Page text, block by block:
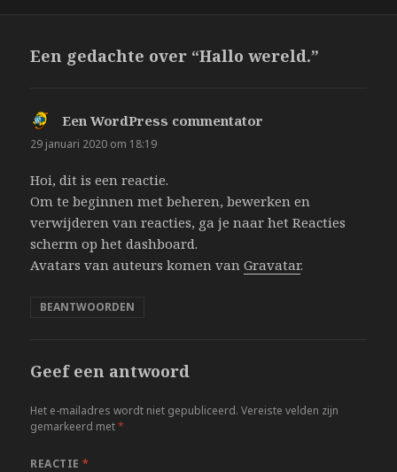
Een gedachte over “Hallo wereld.”
Een WordPress commentator
e
e
:
29 januari 2020 om 18:19
Hoi, dit is een reactie.
Om te beginnen met beheren, bewerken en
verwijderen van reacties, ga je naar het Reacties
scherm op het dashboard.
Avatars van auteurs komen vanGravatar.
BEANTWOORDEN
Geef een antwoord
Het e-mailadres wordt niet gepubliceerd. Vereiste velden zijn
gemarkeerd met*
REACTIE*